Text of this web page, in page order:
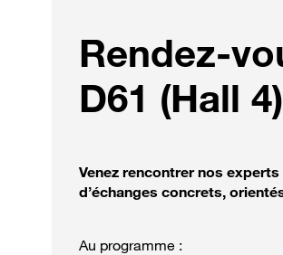
Rendez-
D61 (Hall 4)
Venez rencontrer nos
d’échanges concrets,
Au programme :